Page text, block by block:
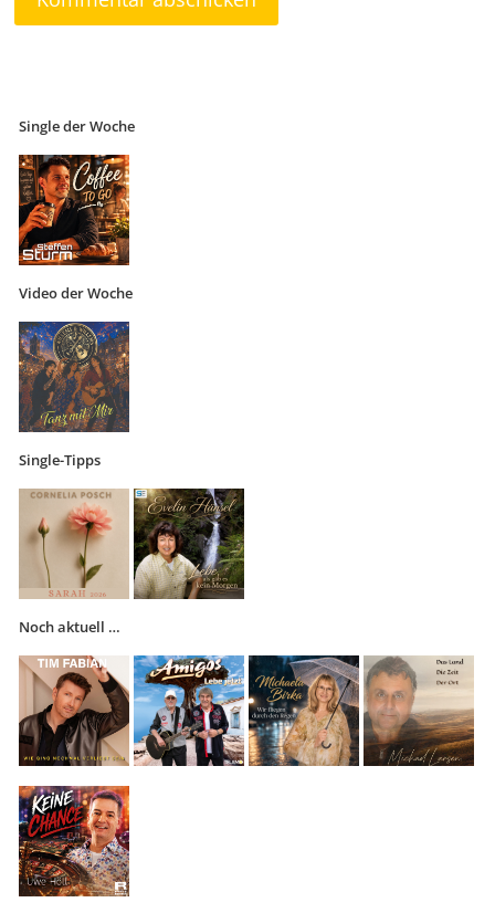
Single der Woche
Video der Woche
Single-Tipps
Noch aktuell …